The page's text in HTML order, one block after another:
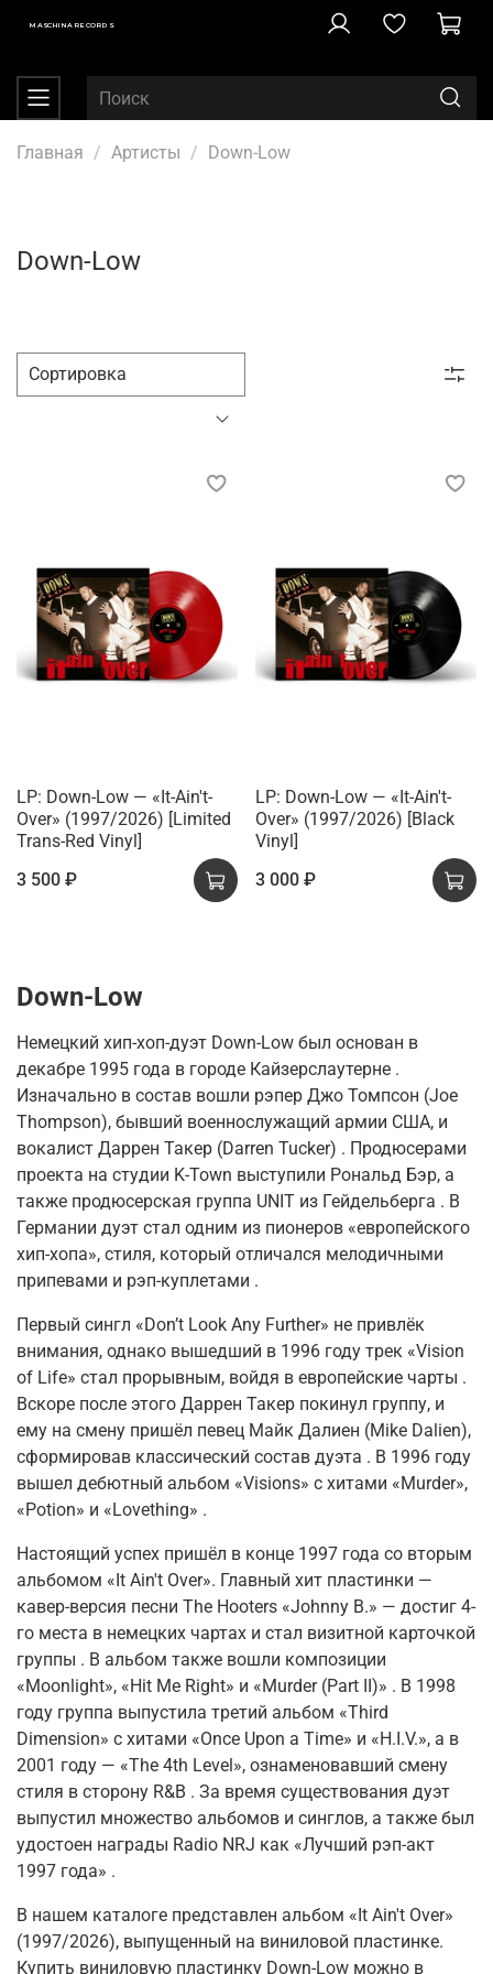
MASCHINA RECORDS
Главная Артисты Down-Low
Down-Low
LP: Down-Low — «It-Ain't-
Over» (1997/2026) [Limited
Trans-Red Vinyl]
3 500 ₽
LP: Down-Low — «It-Ain't-
Over» (1997/2026) [Black
Vinyl]
3 000 ₽
Down-Low
Немецкий хип-хоп-дуэт Down-Low был основан в
декабре 1995 года в городе Кайзерслаутерне .
Изначально в состав вошли рэпер Джо Томпсон (Joe
Thompson), бывший военнослужащий армии США, и
вокалист Даррен Такер (Darren Tucker) . Продюсерами
проекта на студии K-Town выступили Рональд Бэр, а
также продюсерская группа UNIT из Гейдельберга . В
Германии дуэт стал одним из пионеров «европейского
хип-хопа», стиля, который отличался мелодичными
припевами и рэп-куплетами .
Первый сингл «Don’t Look Any Further» не привлёк
внимания, однако вышедший в 1996 году трек «Vision
of Life» стал прорывным, войдя в европейские чарты .
Вскоре после этого Даррен Такер покинул группу, и
ему на смену пришёл певец Майк Далиен (Mike Dalien),
сформировав классический состав дуэта . В 1996 году
вышел дебютный альбом «Visions» с хитами «Murder»,
«Potion» и «Lovething» .
Настоящий успех пришёл в конце 1997 года со вторым
альбомом «It Ain't Over». Главный хит пластинки —
кавер-версия песни The Hooters «Johnny B.» — достиг 4-
го места в немецких чартах и стал визитной карточкой
группы . В альбом также вошли композиции
«Moonlight», «Hit Me Right» и «Murder (Part II)» . В 1998
году группа выпустила третий альбом «Third
Dimension» с хитами «Once Upon a Time» и «H.I.V.», а в
2001 году — «The 4th Level», ознаменовавший смену
стиля в сторону R&B . За время существования дуэт
выпустил множество альбомов и синглов, а также был
удостоен награды Radio NRJ как «Лучший рэп-акт
1997 года» .
В нашем каталоге представлен альбом «It Ain't Over»
(1997/2026), выпущенный на виниловой пластинке.
Купить виниловую пластинку Down-Low можно в